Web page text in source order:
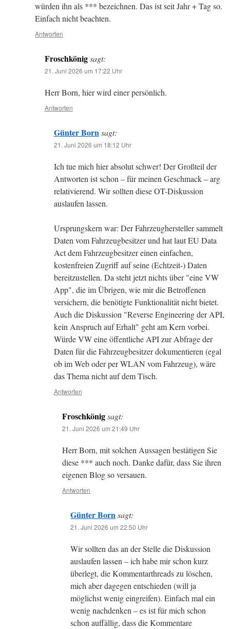
würden ihn als *** bezeichnen. Das ist seit Jahr + Tag so.
Einfach nicht beachten.
Antworten
Froschkönigsagt:
21. Juni 2026 um 17:22 Uhr
Herr Born, hier wird einer persönlich.
Antworten
Günter Born sagt:
21. Juni 2026 um 18:12 Uhr
Ich tue mich hier absolut schwer! Der Großteil der
Antworten ist schon – für meinen Geschmack – arg
relativierend. Wir sollten diese OT-Diskussion
auslaufen lassen.
Ursprungskern war: Der Fahrzeughersteller sammelt
Daten vom Fahrzeugbesitzer und hat laut EU Data
Act dem Fahrzeugbesitzer einen einfachen,
kostenfreien Zugriff auf seine (Echtzeit-) Daten
bereitzustellen. Da steht jetzt nichts über "eine VW
App", die im Übrigen, wie mir die Betroffenen
versichern, die benötigte Funktionalität nicht bietet.
Auch die Diskussion "Reverse Engineering der API,
kein Anspruch auf Erhalt" geht am Kern vorbei.
Würde VW eine öffentliche API zur Abfrage der
Daten für die Fahrzeugbesitzer dokumentieren (egal
ob im Web oder per WLAN vom Fahrzeug), wäre
das Thema nicht auf dem Tisch.
Antworten
Froschkönig sagt:
21. Juni 2026 um 21:49 Uhr
Herr Born, mit solchen Aussagen bestätigen Sie
diese *** auch noch. Danke dafür, dass Sie ihren
eigenen Blog so versauen.
Antworten
Günter Born sagt:
21. Juni 2026 um 22:50 Uhr
Wir sollten das an der Stelle die Diskussion
auslaufen lassen – ich habe mir schon kurz
überlegt, die Kommentarthreads zu löschen,
mich aber dagegen entschieden (will ja
möglichst wenig eingreifen). Einfach mal ein
wenig nachdenken – es ist für mich schon
schon auffällig, dass die Kommentare